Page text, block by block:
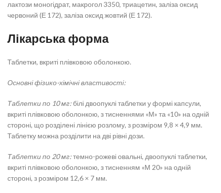
лактози моногідрат, макрогол 3350, триацетин, заліза оксид
червоний (Е 172), заліза оксид жовтий (Е 172).
Лікарська форма
Таблетки, вкриті плівковою оболонкою.
Основні фізико-хімічні властивості:
Таблетки по 10 мг: білі двоопуклі таблетки у формі капсули,
вкриті плівковою оболонкою, з тисненнями «М» та «10» на одній
стороні, що розділені лінією розлому, з розміром 9,8 × 4,9 мм.
Таблетку можна розділити на дві рівні дози.
Таблетки по 20 мг:темно-рожеві овальні, двоопуклі таблетки,
вкриті плівковою оболонкою, з тисненням «М 20» на одній
стороні, з розміром 12,6 × 7 мм.